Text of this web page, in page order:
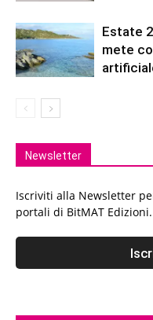
Estate
mete
Newsletter
Iscriviti alla Newsletter
portali di BitMAT Edizioni.